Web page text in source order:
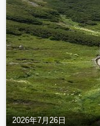
2026年7月26日